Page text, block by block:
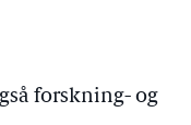
forskning- og